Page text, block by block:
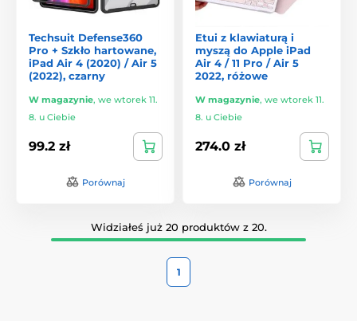
Techsuit Defense360
Pro + Szkło hartowane,
iPad Air 4 (2020) / Air 5
(2022), czarny
W magazynie, we wtorek 11.
8. u Ciebie
99.2 zł
Porównaj
Etui z klawiaturą i
myszą do Apple iPad
Air 4 / 11 Pro / Air 5
2022, różowe
W magazynie, we wtorek 11.
8. u Ciebie
274.0 zł
Porównaj
Widziałeś już 20 produktów z 20.
1